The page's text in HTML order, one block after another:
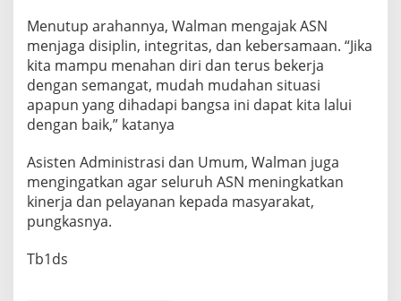
Menutup arahannya, Walman mengajak ASN
menjaga disiplin, integritas, dan kebersamaan. “Jika
kita mampu menahan diri dan terus bekerja
dengan semangat, mudah mudahan situasi
apapun yang dihadapi bangsa ini dapat kita lalui
dengan baik,” katanya
Asisten Administrasi dan Umum, Walman juga
mengingatkan agar seluruh ASN meningkatkan
kinerja dan pelayanan kepada masyarakat,
pungkasnya.
Tb1ds